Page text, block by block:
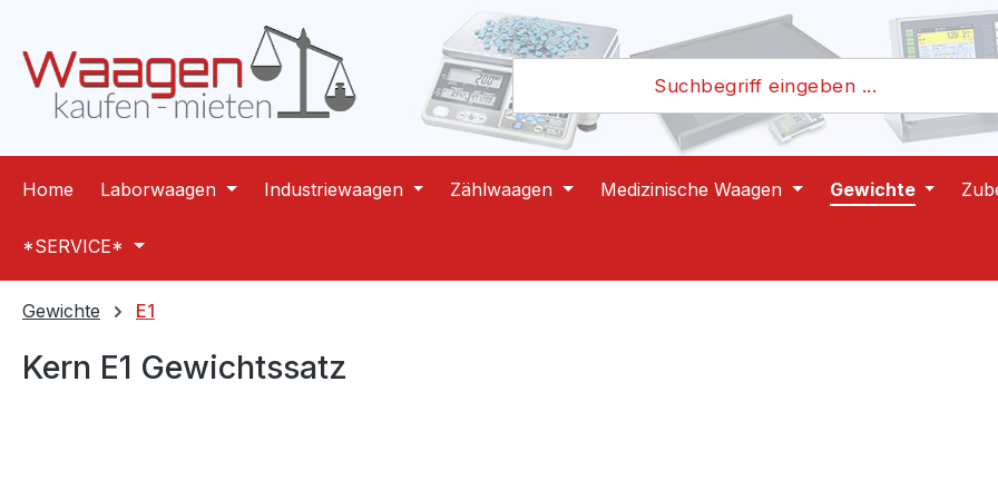
Zur Hauptnavigation springen
Home Laborwaagen Industriewaagen Zählwaagen Medizinische Waagen Gewichte
*SERVICE*
Gewichte E1
Kern E1 Gewichtssatz